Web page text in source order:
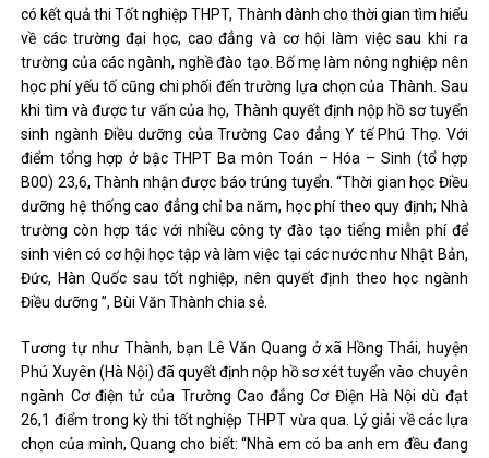
có kết quả thi Tốt nghiệp THPT, Thành dành cho thời gian tìm hiểu
về các trường đại học, cao đẳng và cơ hội làm việc sau khi ra
trường của các ngành, nghề đào tạo. Bố mẹ làm nông nghiệp nên
học phí yếu tố cũng chi phối đến trường lựa chọn của Thành. Sau
khi tìm và được tư vấn của họ, Thành quyết định nộp hồ sơ tuyển
sinh ngành Điều dưỡng của Trường Cao đẳng Y tế Phú Thọ. Với
điểm tổng hợp ở bậc THPT Ba môn Toán – Hóa – Sinh (tổ hợp
B00) 23,6, Thành nhận được báo trúng tuyển. “Thời gian học Điều
dưỡng hệ thống cao đẳng chỉ ba năm, học phí theo quy định; Nhà
trường còn hợp tác với nhiều công ty đào tạo tiếng miễn phí để
sinh viên có cơ hội học tập và làm việc tại các nước như Nhật Bản,
Đức, Hàn Quốc sau tốt nghiệp, nên quyết định theo học ngành
Điều dưỡng ”, Bùi Văn Thành chia sẻ.
Tương tự như Thành, bạn Lê Văn Quang ở xã Hồng Thái, huyện
Phú Xuyên (Hà Nội) đã quyết định nộp hồ sơ xét tuyển vào chuyên
ngành Cơ điện tử của Trường Cao đẳng Cơ Điện Hà Nội dù đạt
26,1 điểm trong kỳ thi tốt nghiệp THPT vừa qua. Lý giải về các lựa
chọn của mình, Quang cho biết: “Nhà em có ba anh em đều đang